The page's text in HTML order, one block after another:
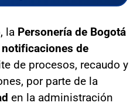
la Personería de Bogotá
notificaciones de
de procesos, recaudo y
por parte de la
en la administración